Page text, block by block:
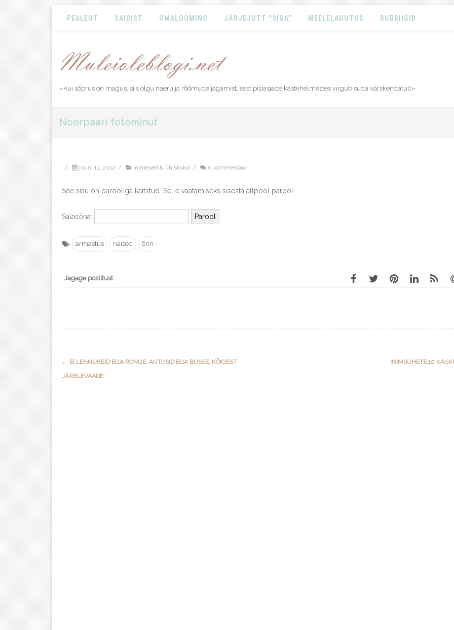
PEALEHT SAIDIST OMALOOMING JÄRJEJUTT “SIGA” MEELELAHUTUS RUBRIIGID
«Kui sõprus on magus, siis olgu naeru ja rõõmude jagamist, sest pisiasjade kastehelmestes virgub süda värskendatult»
Noorpaari fotominut
/ juuni 14, 2012 / Inimesed & ühiskond / 0 kommentaari
See sisu on parooliga kaitstud. Selle vaatamiseks sisesta allpool parool.
Salasõna:
armastus naised õnn
Jagage postitust
Post
navigation
← EI LENNUKEID EGA RONGE, AUTOSID EGA BUSSE, KÕIGEST
JÄRELEVAADE
INIMSUHETE 10